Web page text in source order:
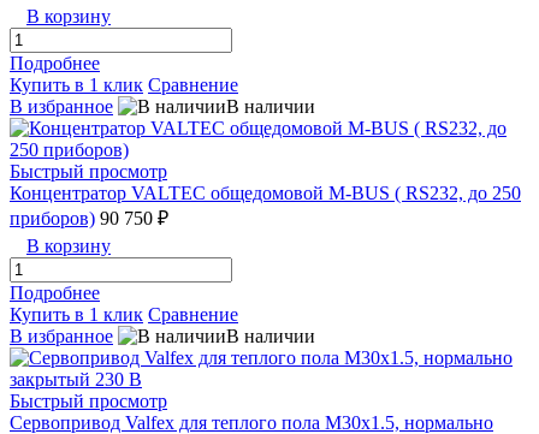
В корзину
Подробнее
Купить в 1 клик Сравнение
В избранное
В наличии
Быстрый просмотр
Концентратор VALTEC общедомовой M-BUS ( RS232, до 250
приборов) 90 750 ₽
В корзину
Подробнее
Купить в 1 клик Сравнение
В избранное
В наличии
Быстрый просмотр
Сервопривод Valfex для теплого пола M30x1.5, нормально